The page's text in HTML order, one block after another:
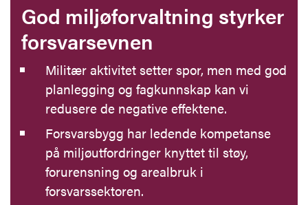
God miljøforvaltning styrker
forsvarsevnen
Militær aktivitet setter spor, men med god
planlegging og fagkunnskap kan vi
redusere de negative effektene.
Forsvarsbygg har ledende kompetanse
på miljøutfordringer knyttet til støy,
forurensning og arealbruk i
forsvarssektoren.